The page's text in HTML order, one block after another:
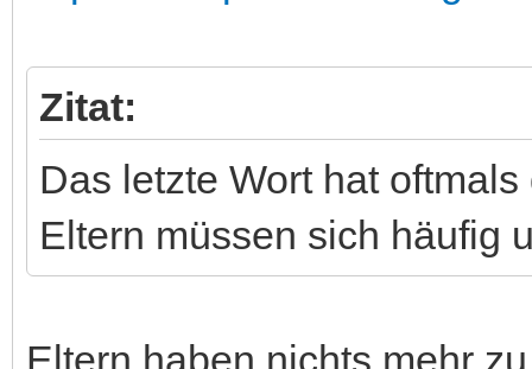
Zitat:
Das letzte Wort hat
Eltern müssen sich häufig
Eltern haben nichts mehr